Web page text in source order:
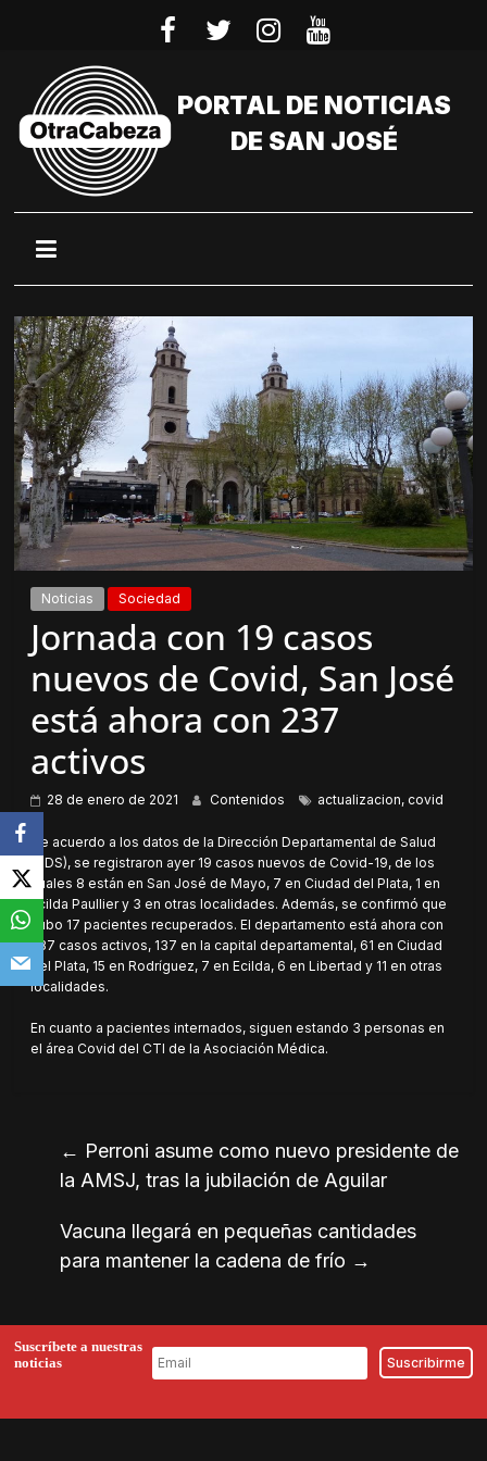
PORTAL DE NOTICIAS
DE SAN JOSÉ
Noticias Sociedad
Jornada con 19 casos
nuevos de Covid, San José
está ahora con 237
activos
28 de enero de 2021 Contenidos actualizacion, covid
De acuerdo a los datos de la Dirección Departamental de Salud
(DDS), se registraron ayer 19 casos nuevos de Covid-19, de los
cuales 8 están en San José de Mayo, 7 en Ciudad del Plata, 1 en
Ecilda Paullier y 3 en otras localidades. Además, se confirmó que
hubo 17 pacientes recuperados. El departamento está ahora con
237 casos activos, 137 en la capital departamental, 61 en Ciudad
del Plata, 15 en Rodríguez, 7 en Ecilda, 6 en Libertad y 11 en otras
localidades.
En cuanto a pacientes internados, siguen estando 3 personas en
el área Covid del CTI de la Asociación Médica.
← Perroni asume como nuevo presidente de
la AMSJ, tras la jubilación de Aguilar
Vacuna llegará en pequeñas cantidades
para mantener la cadena de frío →
Suscríbete a nuestras
noticias